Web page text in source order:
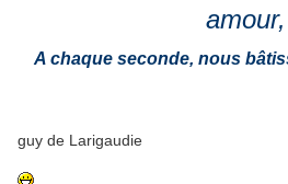
amour,
A chaque seconde, nous
guy de Larigaudie